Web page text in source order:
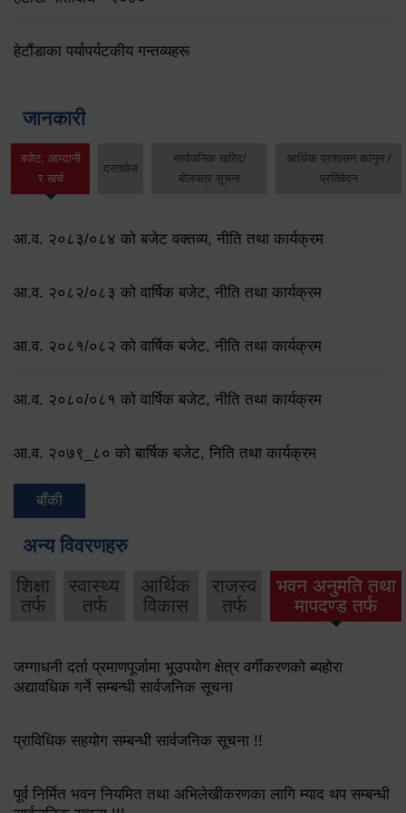
हेटौंडाका पर्यापर्यटकीय गन्तव्यहरू
जानकारी
बजेट, आम्दानी
र खर्च
दस्तावेज
सार्वजनिक खरिद/
बोलपत्र सूचना
आर्थिक प्रशासन कानुन /
प्रतिवेदन
आ.व. २०८३/०८४ को बजेट वक्तव्य, नीति तथा कार्यक्रम
आ.व. २०८२/०८३ को वार्षिक बजेट, नीति तथा कार्यक्रम
आ.व. २०८१/०८२ को वार्षिक बजेट, नीति तथा कार्यक्रम
आ.व. २०८०/०८१ को वार्षिक बजेट, नीति तथा कार्यक्रम
आ.व. २०७९‌_८० को बार्षिक बजेट, निति तथा कार्यक्रम
बाँकी
अन्य विवरणहरु
शिक्षा
तर्फ
स्वास्थ्य
तर्फ
आर्थिक
विकास
राजस्व
तर्फ
भवन अनुमति तथा
मापदण्ड तर्फ
जग्गाधनी दर्ता प्रमाणपूर्जामा भूउपयोग क्षेत्र वर्गीकरणको ब्यहोरा
अद्यावधिक गर्ने सम्बन्धी सार्वजनिक सूचना
प्राविधिक सहयोग सम्बन्धी सार्वजनिक सूचना !!
पूर्व निर्मित भवन नियमित तथा अभिलेखीकरणका लागि म्याद थप सम्बन्धी